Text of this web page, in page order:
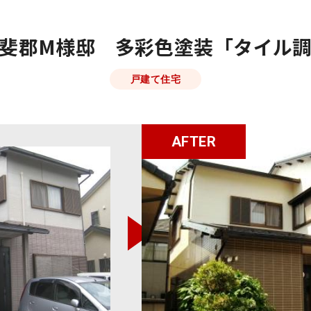
郡M様邸 多彩色塗装「タイル
戸建て住宅